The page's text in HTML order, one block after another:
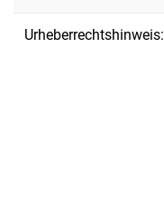
Urheberrechtshinweis: